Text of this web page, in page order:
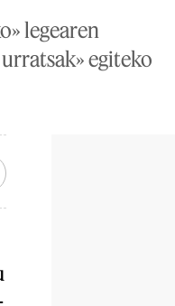
legearen
egiteko